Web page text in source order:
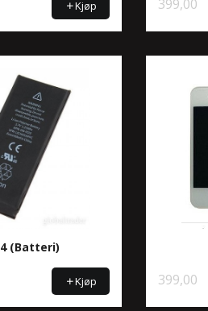
Kjøp 399,00
(Batteri)
Kjøp 399,00